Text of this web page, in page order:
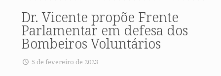
Dr. Vicente propõe Frente
Parlamentar em defesa dos
Bombeiros Voluntários
5 de fevereiro de 2023